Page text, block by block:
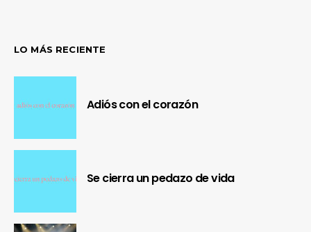
LO MÁS RECIENTE
Adiós con el corazón
Se cierra un pedazo de vida